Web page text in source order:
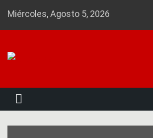
Miércoles, Agosto 5, 2026